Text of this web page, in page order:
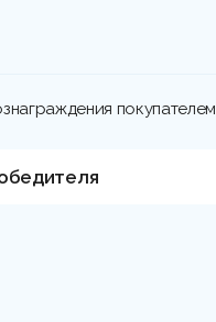
покупателем